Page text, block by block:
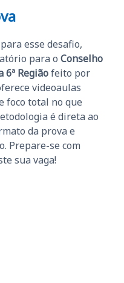
esse desafio,
para o Conselho
Regiãofeito por
videoaulas
foco total no que
é direta ao
da prova e
Prepare-se com
sua vaga!